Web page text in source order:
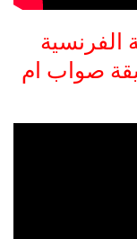
الفرنسية
العامة #2 حل 12 وثيقة صواب ام